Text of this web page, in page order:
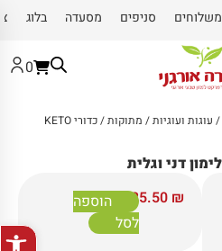
פתח
משלוחים סניפים מסעדה בלוג
0
/ עוגות ועוגיות/ מתוקות
/ כדורי KETO
25.50 ₪
הוספה
לסל